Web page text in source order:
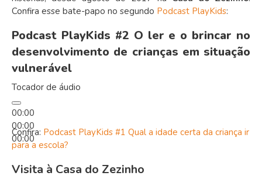
Confira esse bate-papo no segundo Podcast PlayKids:
Podcast PlayKids #2 O ler e o brincar no
desenvolvimento de crianças em situação
vulnerável
Tocador de áudio
00:00
00:00
00:00
Confira: Podcast PlayKids #1 Qual a idade certa da criança ir
para a escola?
Visita à Casa do Zezinho